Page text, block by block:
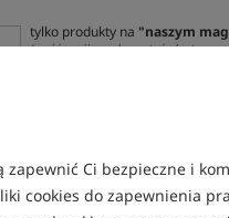
Ci bezpieczne i
cookies do zapewnienia
tylko produkty na "naszym
(część opcji mogła zostać ukryta
MPN: 286035065
EAN: 8586018461405